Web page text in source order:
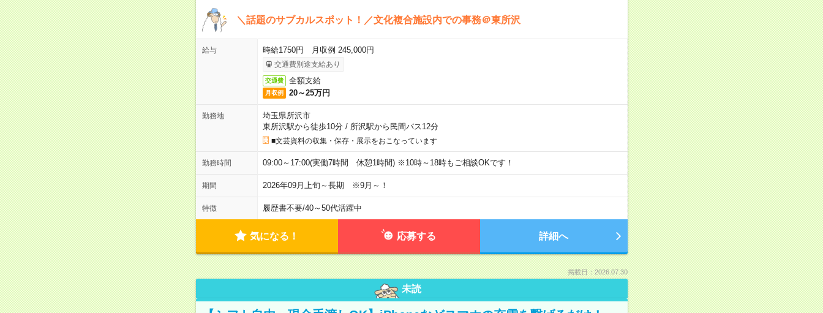
＼話題のサブカルスポット！／文化複合施設内での事務＠東所沢
給与 時給1750円 月収例 245,000円
交通費別途支給あり
交通費 全額支給
月収例 20～25万円
勤務地
埼玉県所沢市
東所沢駅から徒歩10分/ 所沢駅から民間バス12分
■文芸資料の収集・保存・展示をおこなっています
勤務時間 09:00～17:00(実働7時間 休憩1時間) ※10時～18時もご相談OKです！
期間 2026年09月上旬～長期 ※9月～！
特徴 履歴書不要/40～50代活躍中
気になる！ 応募する 詳細へ
掲載日：2026.07.30
未読